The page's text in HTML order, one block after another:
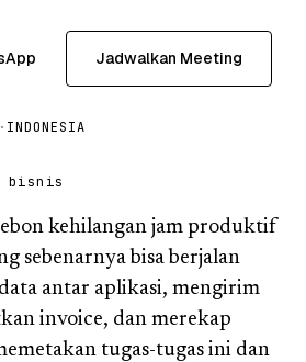
Jadwalkan Meeting
· INDONESIA
bisnis
kehilangan jam produktif
sebenarnya bisa berjalan
antar aplikasi, mengirim
invoice, dan merekap
tugas-tugas ini dan